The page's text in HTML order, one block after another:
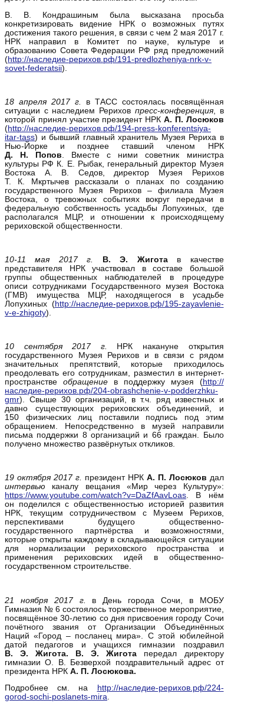
В. В. Кондрашиным была высказана просьба
конкретизировать видение НРК о возможных путях
достижения такого решения, в связи с чем 2 мая 2017 г.
НРК направил в Комитет по науке, культуре и
образованию Совета Федерации РФ ряд предложений
(http://наследие-рерихов.рф/191-predlozheniya-nrk-v-
sovet-federatsii).
18 апреля 2017 г.
в ТАСС состоялась посвящённая
ситуации с наследием Рерихов пресс-конференция, в
которой принял участие президент НРК А. П. Лосюков
(http://наследие-рерихов.рф/194-press-konferentsiya-
itar-tass) и бывший главный хранитель Музея Рериха в
Нью-Йорке и позднее ставший членом НРК
Д.
Н. Попов . Вместе с ними советник министра
культуры РФ К. Е. Рыбак, генеральный директор Музея
Востока А. В. Седов, директор Музея Рерихов
Т. К. Мкртычев рассказали о планах по созданию
государственного Музея Рерихов – филиала Музея
Востока, о тревожных событиях вокруг передачи в
федеральную собственность усадьбы Лопухиных, где
располагался МЦР, и отношении к происходящему
рериховской общественности.
10-11 мая 2017 г. В. Э. Жиготав качестве
представителя НРК участвовал в составе большой
группы общественных наблюдателей в процедуре
описи сотрудниками Государственного музея Востока
(ГМВ) имущества МЦР, находящегося в усадьбе
Лопухиных (http://наследие-рерихов.рф/195-zayavlenie-
v-e-zhigoty).
10 сентября 2017 г.
НРК накануне открытия
государственного Музея Рерихов и в связи с рядом
значительных препятствий, которые приходилось
преодолевать его сотрудникам, разместил в интернет-
пространстве обращениев поддержку музея (http://
наследие-рерихов.рф/204-obrashchenie-v-podderzhku-
gmr). Свыше 30 организаций, в т.ч. ряд известных и
давно существующих рериховских объединений, и
150 физических лиц поставили подпись под этим
обращением. Непосредственно в музей направили
письма поддержки 8 организаций и 66 граждан. Было
получено множество развёрнутых откликов.
19 октября 2017 г. президент НРК А. П. Лосюков дал
интервью каналу вещания «Мир через Культуру»:
https://www.youtube.com/watch?v=DaZfAavLoas. В нём
он поделился с общественностью историей развития
НРК, текущим сотрудничеством с Музеем Рерихов,
перспективами будущего общественно-
государственного партнёрства и возможностями,
которые открыты каждому в складывающейся ситуации
для нормализации рериховского пространства и
применения рериховских идей в общественно-
государственном строительстве.
21 ноября 2017 г.
в День города Сочи, в МОБУ
Гимназия № 6 состоялось торжественное мероприятие,
посвящённое 30-летию со дня присвоения городу Сочи
почётного звания от Организации Объединённых
Наций «Город – посланец мира». С этой юбилейной
датой педагогов и учащихся гимназии поздравил
В. Э. Жигота. В. Э. Жигота передал директору
гимназии О. В. Безверхой поздравительный адрес от
президента НРК А. П. Лосюкова.
Подробнее см. на
http://наследие-рерихов.рф/224-
gorod-sochi-poslanets-mira.